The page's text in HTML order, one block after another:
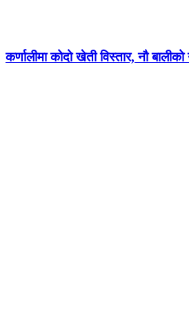
कर्णालीमा कोदो खेती विस्तार, नौ